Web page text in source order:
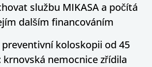
službu MIKASA a počítá
dalším financováním
preventivní koloskopii od 45
krnovská nemocnice zřídila